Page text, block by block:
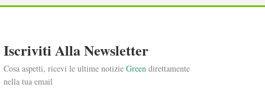
L'ITALIA
Iscriviti Alla Newsletter
Cosa aspetti, ricevi le ultime notizie Green direttamente
nella tua email